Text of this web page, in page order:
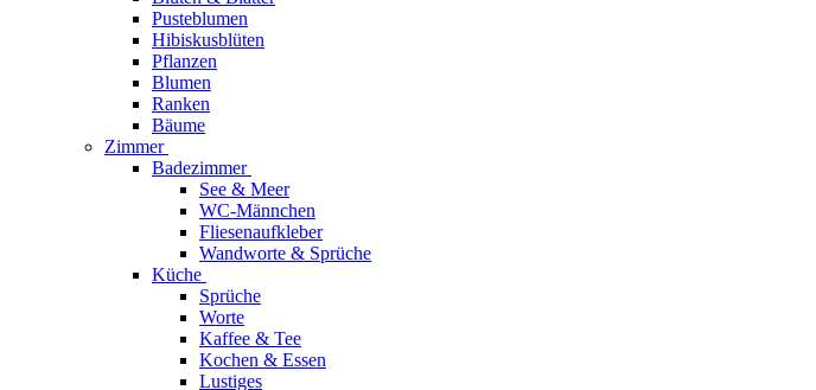
Pusteblumen
Hibiskusblüten
Pflanzen
Blumen
Ranken
Bäume
Zimmer
Badezimmer
See & Meer
WC-Männchen
Fliesenaufkleber
Wandworte & Sprüche
Küche
Sprüche
Worte
Kaffee & Tee
Kochen & Essen
Lustiges